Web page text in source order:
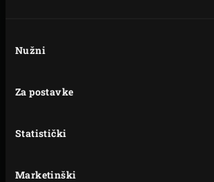
pristanka
Nužni
Za postavke
Statistički
Marketinški
BIG
GREEN
EGG
LARGE
SVESTRAN
UZ
MOGUĆNOSTI
PROMJER REŠETKE